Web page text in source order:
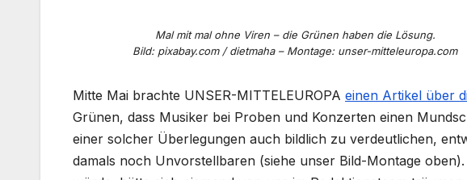
Mal mit mal ohne Viren – die Grünen haben die Lösung.
Bild: pixabay.com / dietmaha – Montage: unser-mitteleuropa.com
Mitte Mai brachte UNSER-MITTELEUROPA einen Artikel über
Grünen, dass Musiker bei Proben und Konzerten einen
einer solcher Überlegungen auch bildlich zu verdeutlichen,
damals noch Unvorstellbaren (siehe unser Bild-Montage